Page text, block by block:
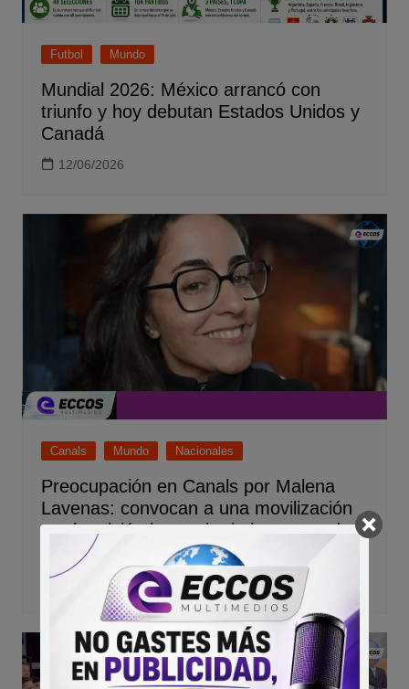
Futbol Mundo
Mundial 2026: México arrancó con
triunfo y hoy debutan Estados Unidos y
Canadá
12/06/2026
Canals Mundo Nacionales
Preocupación en Canals por Malena
Lavenas: convocan a una movilización
por la misión humanitaria interceptada
rumbo a Gaza
19/05/2026